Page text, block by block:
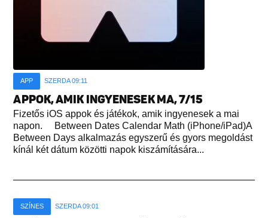
APP SZERDA 09:11
APPOK, AMIK INGYENESEK MA, 7/15
Fizetős iOS appok és játékok, amik ingyenesek a mai
napon. Between Dates Calendar Math (iPhone/iPad)A
Between Days alkalmazás egyszerű és gyors megoldást
kínál két dátum közötti napok kiszámítására...
SZÍNES SZERDA 09:01